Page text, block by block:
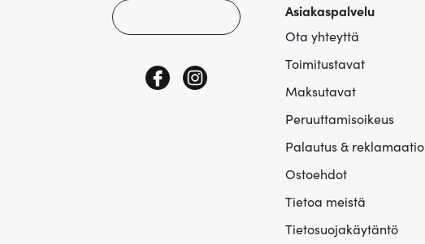
Asiakaspalvelu
Ota yhteyttä
Toimitustavat
Maksutavat
Peruuttamisoikeus
Palautus & reklamaatio
Ostoehdot
Tietoa meistä
Tietosuojakäytäntö